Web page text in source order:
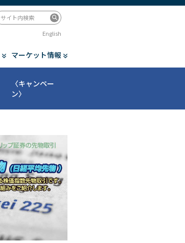
マーケット情報
English
〈キャンペー
ン〉